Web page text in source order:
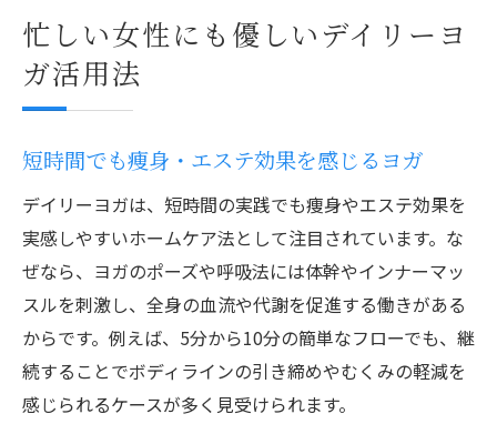
忙しい女性にも優しいデイリーヨ
ガ活用法
短時間でも痩身・エステ効果を感じるヨガ
デイリーヨガは、短時間の実践でも痩身やエステ効果を
実感しやすいホームケア法として注目されています。な
ぜなら、ヨガのポーズや呼吸法には体幹やインナーマッ
スルを刺激し、全身の血流や代謝を促進する働きがある
からです。例えば、5分から10分の簡単なフローでも、継
続することでボディラインの引き締めやむくみの軽減を
感じられるケースが多く見受けられます。